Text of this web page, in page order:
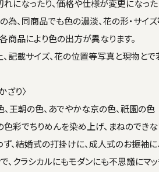
になったり、価格や仕様が変更になった
為、同商品でも色の濃淡、花の形・サイ
商品により色の出方が異なります。
記載サイズ、花の位置等写真と現物とで
ざり〉
王朝の色、あでやかな京の色、祇園の色
彩でちりめんを染め上げ、まねのでき
ず、結婚式の打掛けに、成人式のお振袖に
、クラシカルにもモダンにも不思議にマッ